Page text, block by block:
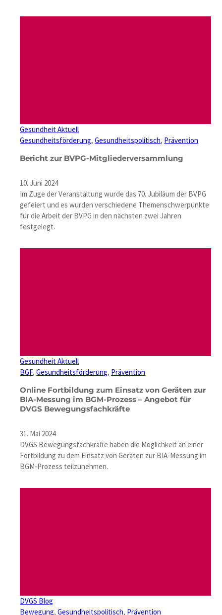
Gesundheit Aktuell
Gesundheitsförderung, Gesundheitspolitisch, Prävention
Bericht zur BVPG-Mitgliederversammlung
10. Juni 2024
Im Zuge der Veranstaltung wurde das 70. Jubiläum der BVPG
gefeiert und es wurden verschiedene Themenschwerpunkte
für die Arbeit der BVPG in den nächsten zwei Jahren
festgelegt.
Gesundheit Aktuell
BGF, Gesundheitsförderung, Prävention
Online Fortbildung zum Einsatz von Geräten zur
BIA-Messung im BGM-Prozess – Angebot für
DVGS Bewegungsfachkräfte
31. Mai 2024
DVGS Bewegungsfachkräfte haben die Möglichkeit an einer
Fortbildung zu dem Einsatz von Geräten zur BIA-Messung im
BGM-Prozess teilzunehmen.
DVGS Blog
Bewegung, Gesundheitspolitisch, Prävention